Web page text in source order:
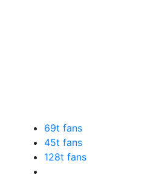
69t fans
45t fans
128t fans